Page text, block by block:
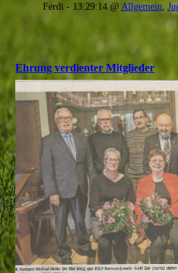
Ferdi - 13:29:14 @ Allgemein
Ehrung verdienter Mitglieder